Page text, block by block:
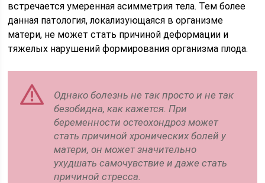
встречается умеренная асимметрия тела. Тем более
данная патология, локализующаяся в организме
матери, не может стать причиной деформации и
тяжелых нарушений формирования организма плода.
Однако болезнь не так просто и не так
безобидна, как кажется. При
беременности остеохондроз может
стать причиной хронических болей у
матери, он может значительно
ухудшать самочувствие и даже стать
причиной стресса.